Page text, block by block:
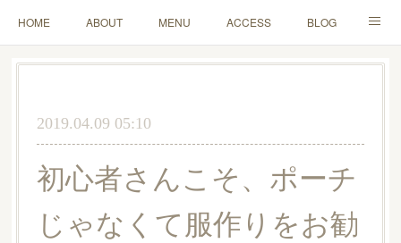
HOME ABOUT MENU ACCESS BLOG
MAIL
2019.04.09 05:10
初心者さんこそ、ポーチ
じゃなくて服作りをお勧